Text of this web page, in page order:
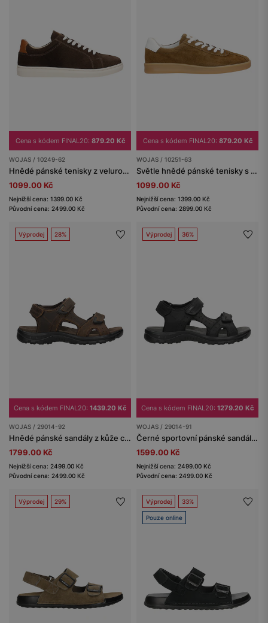
Cena s kódem FINAL20: 879.20 Kč
WOJAS / 10249-62
Hnědé pánské tenisky z velurové štípané kůže
1099.00 Kč
Nejnižší cena: 1399.00 Kč
Původní cena: 2499.00 Kč
Cena s kódem FINAL20: 879.20 Kč
WOJAS / 10251-63
Světle hnědé pánské tenisky s bílými detaily
1099.00 Kč
Nejnižší cena: 1399.00 Kč
Původní cena: 2899.00 Kč
Výprodej 28%
Cena s kódem FINAL20: 1439.20 Kč
WOJAS / 29014-92
Hnědé pánské sandály z kůže crazy horse
1799.00 Kč
Nejnižší cena: 2499.00 Kč
Původní cena: 2499.00 Kč
Výprodej 36%
Cena s kódem FINAL20: 1279.20 Kč
WOJAS / 29014-91
Černé sportovní pánské sandály z kůže crazy horse
1599.00 Kč
Nejnižší cena: 2499.00 Kč
Původní cena: 2499.00 Kč
Výprodej 29% Výprodej 33%
Pouze online